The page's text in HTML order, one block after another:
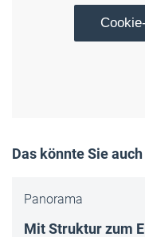
Das könnte Sie
Panorama
Mit Struktur zum